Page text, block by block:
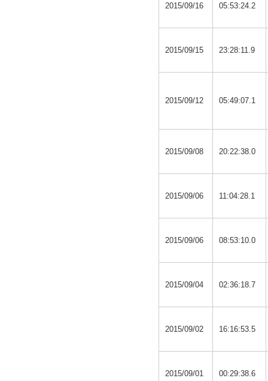
2015/09/16 05:53:24.2
2015/09/15 23:28:11.9
2015/09/12 05:49:07.1
2015/09/08 20:22:38.0
2015/09/06 11:04:28.1
2015/09/06 08:53:10.0
2015/09/04 02:36:18.7
2015/09/02 16:16:53.5
2015/09/01 00:29:38.6